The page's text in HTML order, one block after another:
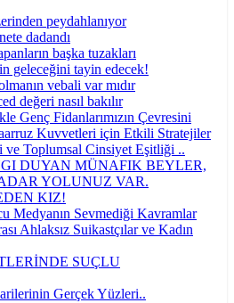
peydahlanıyor
dadandı
başka tuzakları
geleceğini tayin edecek!
vebali var mıdır
değeri nasıl bakılır
Genç Fidanlarımızın Çevresini
Kuvvetleri için Etkili Stratejiler
ve Toplumsal Cinsiyet Eşitliği ..
DUYAN MÜNAFIK BEYLER,
YOLUNUZ VAR.
KIZ!
Medyanın Sevmediği Kavramlar
Ahlaksız Suikastçılar ve Kadın
SUÇLU
Gerçek Yüzleri..